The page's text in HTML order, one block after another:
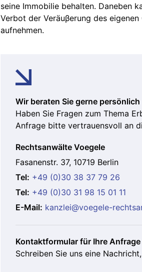
seine Immobilie behalten. Daneben
Verbot der Veräuβerung des
aufnehmen.
Wir beraten Sie gerne persönlich
Haben Sie Fragen zum Thema
Anfrage bitte vertrauensvoll an
Rechtsanwälte Voegele
Fasanenstr. 37, 10719 Berlin
Tel: +49 (0)30 38 37 79 26
Tel: +49 (0)30 31 98 15 01 11
E-Mail: kanzlei@voegele-
Kontaktformular für Ihre Anfrage
Schreiben Sie uns eine